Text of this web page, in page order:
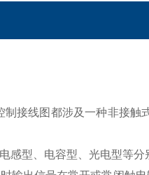
制接线图都涉及一种非接触
感型、电容型、光电型等